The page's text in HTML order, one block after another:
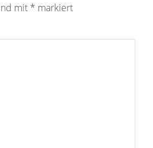
mit * markiert